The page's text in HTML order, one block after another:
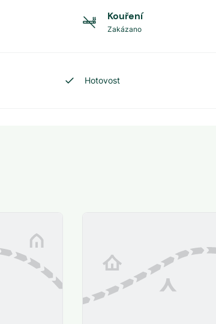
Kouření
Zakázano
Hotovost